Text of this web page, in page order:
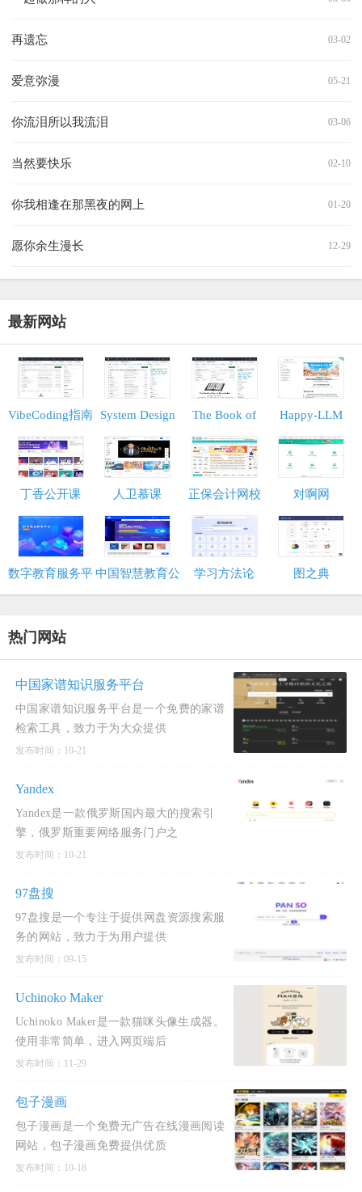
03-02
再遗忘
05-21
爱意弥漫
03-06
你流泪所以我流泪
02-10
当然要快乐
01-20
你我相逢在那黑夜的网上
12-29
愿你余生漫长
最新网站
VibeCoding指南 System Design
Primer
The Book of
Secret
Knowledge
Happy-LLM
丁香公开课 人卫慕课 正保会计网校 对啊网
数字教育服务平中国智慧教育公 学习方法论 图之典
热门网站
中国家谱知识服务平台
中国家谱知识服务平台是一个免费的家谱
检索工具，致力于为大众提供
发布时间：10-21
Yandex
Yandex是一款俄罗斯国内最大的搜索引
擎，俄罗斯重要网络服务门户之
发布时间：10-21
97盘搜
97盘搜是一个专注于提供网盘资源搜索服
务的网站，致力于为用户提供
发布时间：09-15
Uchinoko Maker
Uchinoko Maker是一款猫咪头像生成器。
使用非常简单，进入网页端后
发布时间：11-29
包子漫画
包子漫画是一个免费无广告在线漫画阅读
网站，包子漫画免费提供优质
发布时间：10-18